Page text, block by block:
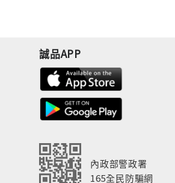
誠品APP
內政部警政署
165全民防騙網